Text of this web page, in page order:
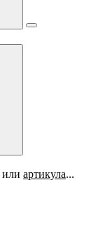
или артикула...